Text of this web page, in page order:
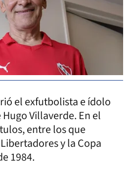
el exfutbolista e ídolo
Villaverde. En el
entre los que
y la Copa
1984.